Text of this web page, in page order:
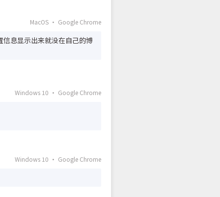
MacOS · Google Chrome
息显示出来就没在自己的博
Windows 10 · Google Chrome
Windows 10 · Google Chrome